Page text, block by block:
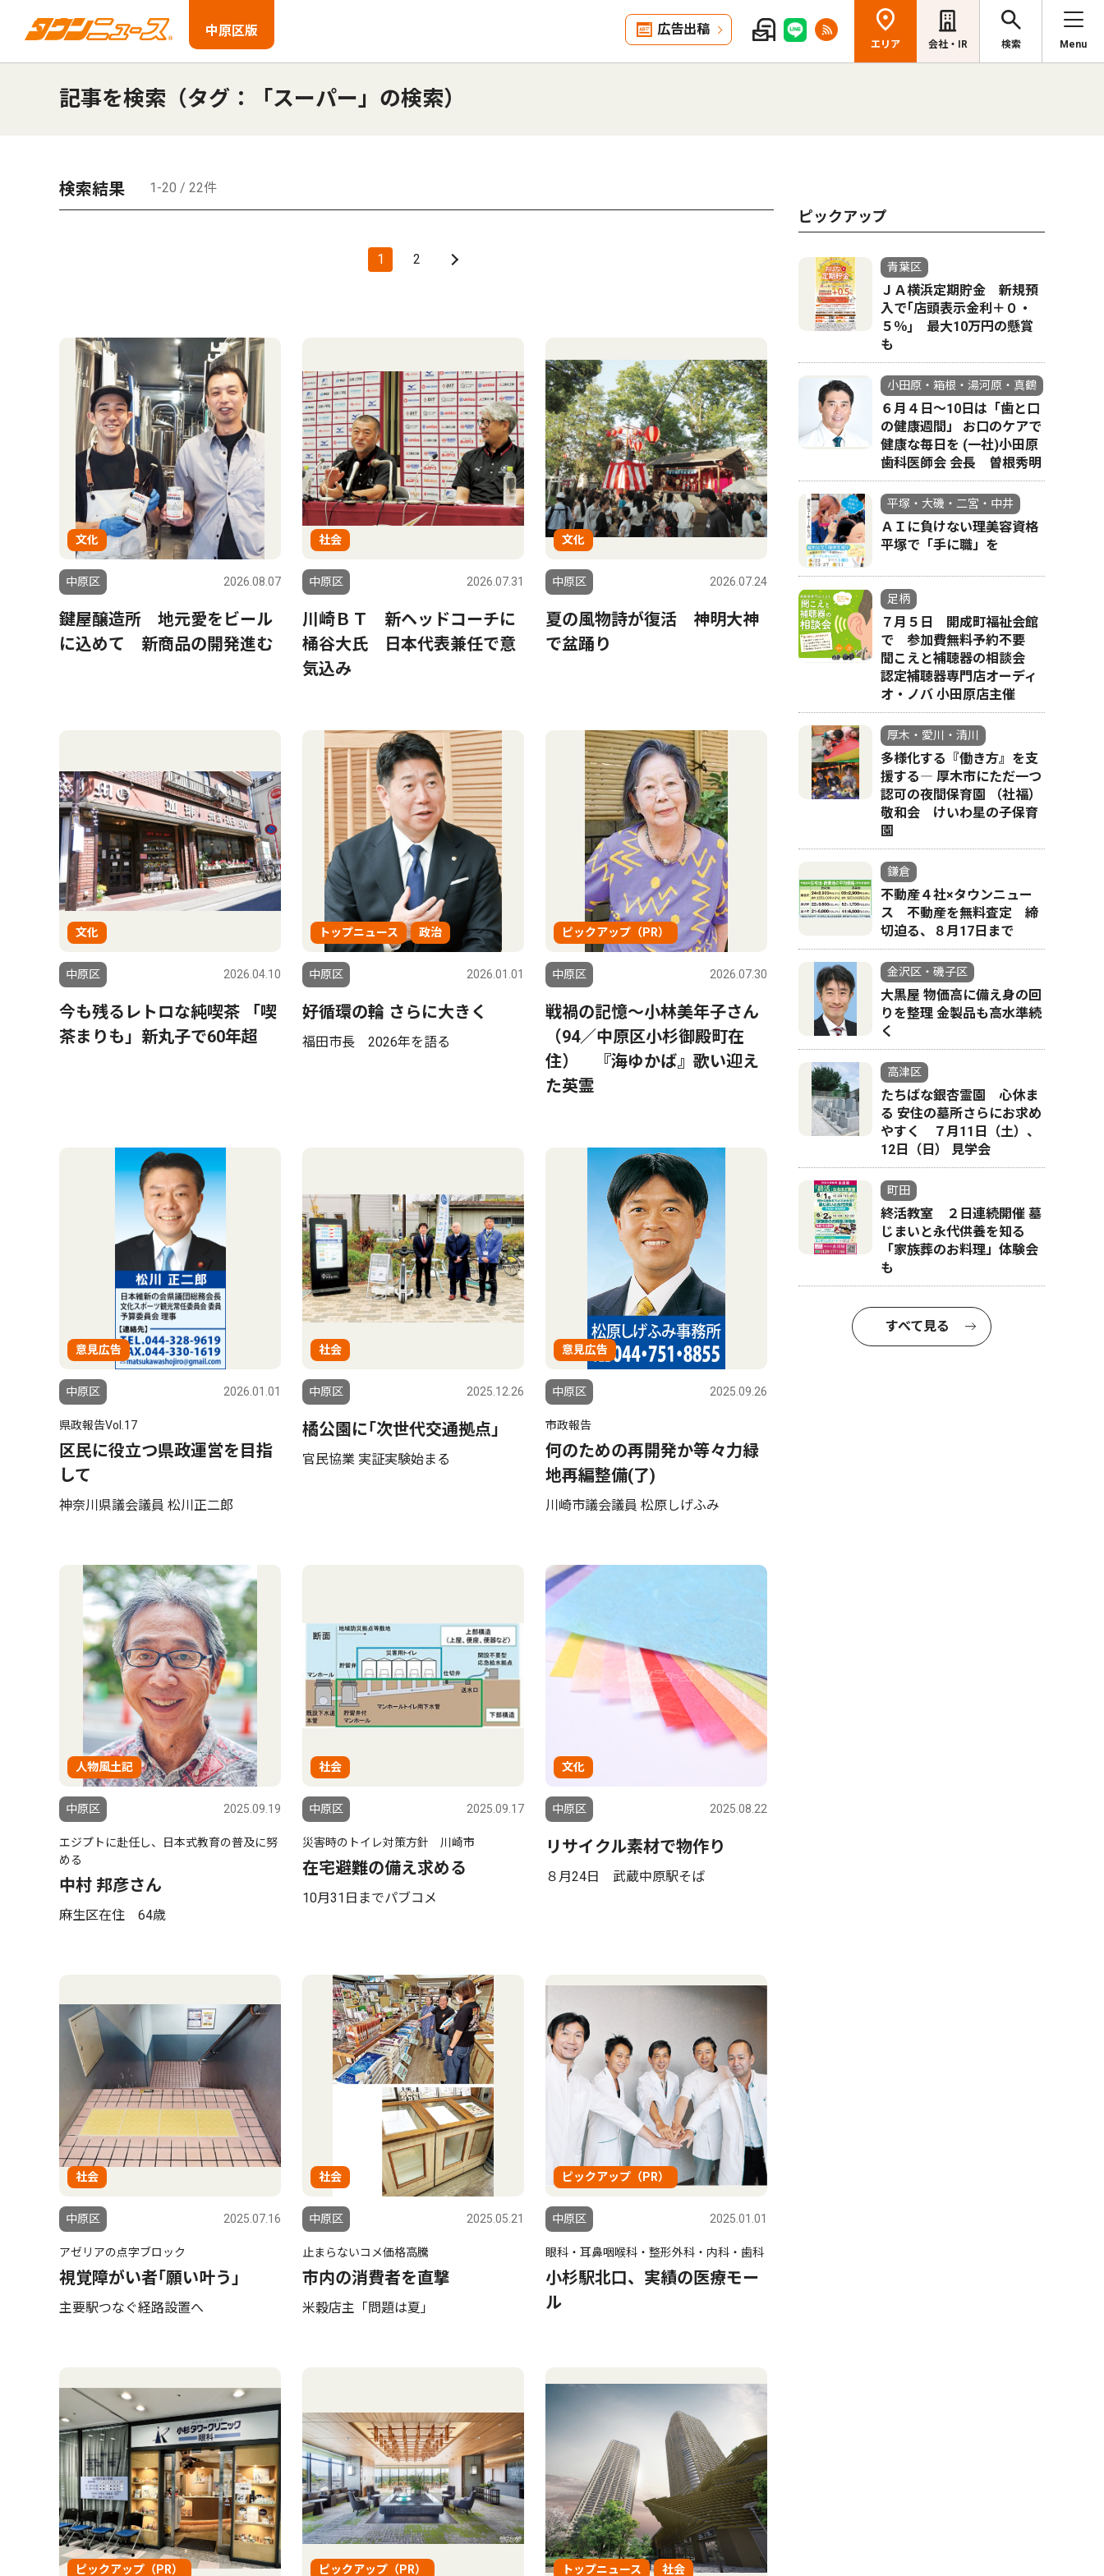
中原区版 広告出稿
エリア 会社・IR 検索 Menu
記事を検索（タグ：「スーパー」の検索）
検索結果 1-20 / 22件
1 2
文化
中原区 2026.08.07
鍵屋醸造所 地元愛をビール
に込めて 新商品の開発進む
社会
中原区 2026.07.31
川崎ＢＴ 新ヘッドコーチに
桶谷大氏 日本代表兼任で意
気込み
文化
中原区 2026.07.24
夏の風物詩が復活 神明大神
で盆踊り
文化
中原区 2026.04.10
今も残るレトロな純喫茶 「喫
茶まりも」新丸子で60年超
トップニュース 政治
中原区 2026.01.01
好循環の輪 さらに大きく
福田市長 2026年を語る
ピックアップ（PR）
中原区 2026.07.30
戦禍の記憶〜小林美年子さん
（94／中原区小杉御殿町在
住） 『海ゆかば』歌い迎え
た英霊
意見広告
中原区 2026.01.01
県政報告Vol.17
区民に役立つ県政運営を目指
して
神奈川県議会議員 松川正二郎
社会
中原区 2025.12.26
橘公園に｢次世代交通拠点｣
官民協業 実証実験始まる
意見広告
中原区 2025.09.26
市政報告
何のための再開発か等々力緑
地再編整備(了)
川崎市議会議員 松原しげふみ
人物風土記
中原区 2025.09.19
エジプトに赴任し、日本式教育の普及に努
める
中村 邦彦さん
麻生区在住 64歳
社会
中原区 2025.09.17
災害時のトイレ対策方針 川崎市
在宅避難の備え求める
10月31日までパブコメ
文化
中原区 2025.08.22
リサイクル素材で物作り
８月24日 武蔵中原駅そば
社会
中原区 2025.07.16
アゼリアの点字ブロック
視覚障がい者｢願い叶う｣
主要駅つなぐ経路設置へ
社会
中原区 2025.05.21
止まらないコメ価格高騰
市内の消費者を直撃
米穀店主「問題は夏」
ピックアップ（PR）
中原区 2025.01.01
眼科・耳鼻咽喉科・整形外科・内科・歯科
小杉駅北口、実績の医療モー
ル
ピックアップ（PR） ピックアップ（PR） トップニュース 社会
ピックアップ
青葉区
ＪＡ横浜定期貯金 新規預
入で｢店頭表示金利＋０・
５％｣ 最大10万円の懸賞
も
小田原・箱根・湯河原・真鶴
６月４日～10日は「歯と口
の健康週間」 お口のケアで
健康な毎日を (一社)小田原
歯科医師会 会長 曽根秀明
平塚・大磯・二宮・中井
ＡＩに負けない理美容資格
平塚で「手に職」を
足柄
７月５日 開成町福祉会館
で 参加費無料予約不要
聞こえと補聴器の相談会
認定補聴器専門店オーディ
オ・ノバ 小田原店主催
厚木・愛川・清川
多様化する『働き方』を支
援する― 厚木市にただ一つ
認可の夜間保育園 （社福）
敬和会 けいわ星の子保育
園
鎌倉
不動産４社×タウンニュー
ス 不動産を無料査定 締
切迫る、８月17日まで
金沢区・磯子区
大黒屋 物価高に備え身の回
りを整理 金製品も高水準続
く
高津区
たちばな銀杏霊園 心休ま
る 安住の墓所さらにお求め
やすく ７月11日（土）、
12日（日） 見学会
町田
終活教室 ２日連続開催 墓
じまいと永代供養を知る
「家族葬のお料理」体験会
も
すべて見る